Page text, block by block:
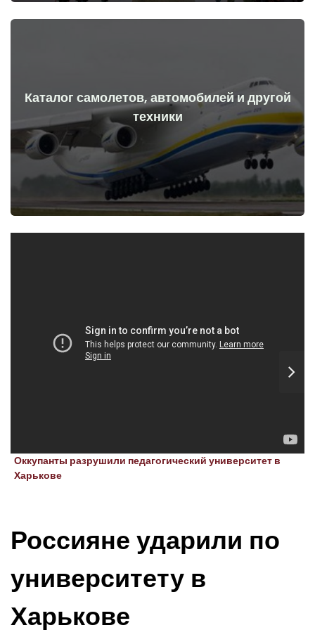
Каталог самолетов, автомобилей и другой
техники
Самолеты, машины, технические средства до и после
начала войны
Перейти
Оккупанты разрушили педагогический университет в
Харькове
Россияне ударили по
университету в
Харькове